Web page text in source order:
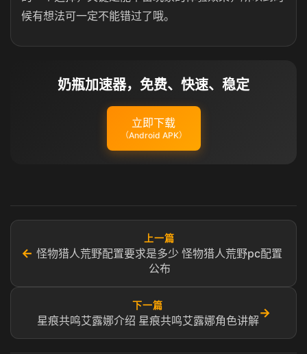
候有想法可一定不能错过了哦。
奶瓶加速器，免费、快速、稳定
立即下载
（Android APK）
←
上一篇
怪物猎人荒野配置要求是多少 怪物猎人荒野pc配置
公布
下一篇
星痕共鸣艾露娜介绍 星痕共鸣艾露娜角色讲解
→